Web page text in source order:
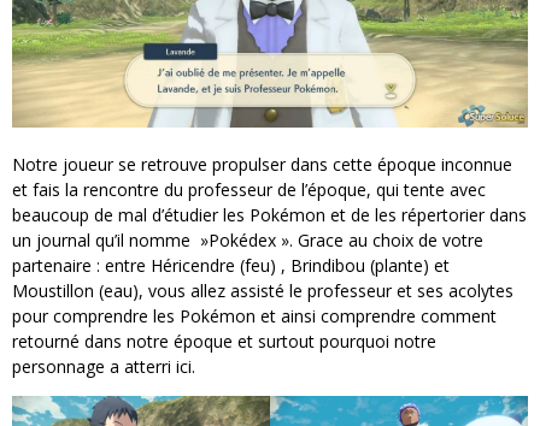
Notre joueur se retrouve propulser dans cette époque inconnue
et fais la rencontre du professeur de l’époque, qui tente avec
beaucoup de mal d’étudier les Pokémon et de les répertorier dans
un journal qu’il nomme »Pokédex ». Grace au choix de votre
partenaire : entre Héricendre (feu) , Brindibou (plante) et
Moustillon (eau), vous allez assisté le professeur et ses acolytes
pour comprendre les Pokémon et ainsi comprendre comment
retourné dans notre époque et surtout pourquoi notre
personnage a atterri ici.